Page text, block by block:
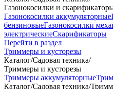
Газонокосилки и
Газонокосилки аккумуляторные
бензиновыеГазонокосилки
электрическиеСкарификаторы
Перейти в раздел
Триммеры и кусторезы
Каталог/Садовая техника/
Триммеры и кусторезы
Триммеры аккумуляторные
Каталог/Садовая техника/